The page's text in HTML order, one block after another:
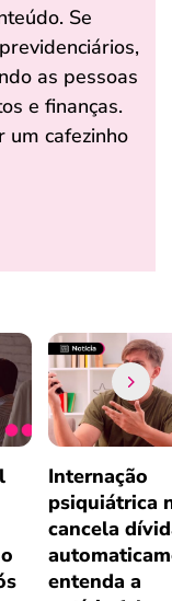
Se
as pessoas
e finanças.
um cafezinho
Internação
psiquiátrica
cancela
entenda a